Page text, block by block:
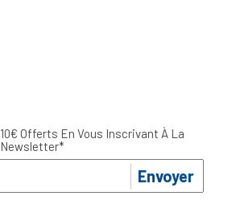
10€ Offerts En Vous Inscrivant À La
Newsletter*
Envoyer